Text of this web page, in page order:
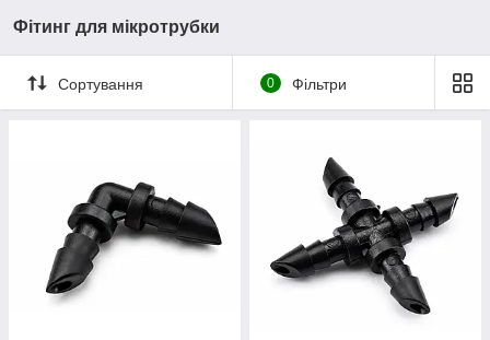
Фітинг для мікротрубки
Сортування 0 Фільтри